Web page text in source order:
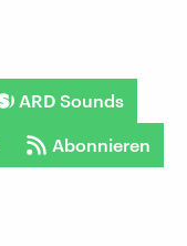
ARD Sounds
Abonnieren